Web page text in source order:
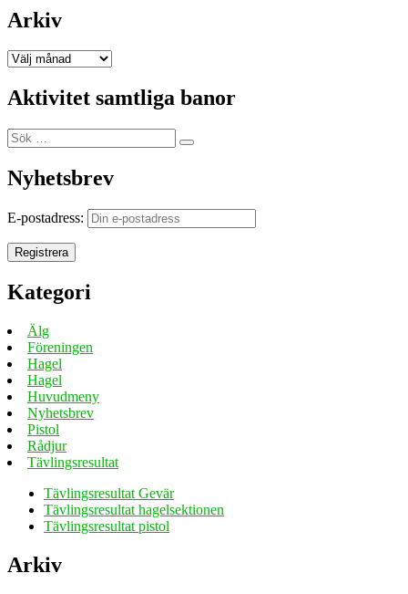
Arkiv
Arkiv
Aktivitet samtliga banor
Sök
efter:
Sök
Nyhetsbrev
E-postadress:
Kategori
Älg
Föreningen
Hagel
Hagel
Huvudmeny
Nyhetsbrev
Pistol
Rådjur
Tävlingsresultat
Tävlingsresultat Gevär
Tävlingsresultat hagelsektionen
Tävlingsresultat pistol
Arkiv